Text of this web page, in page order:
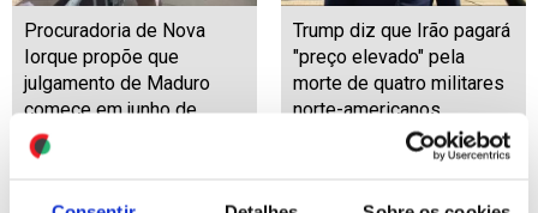
Procuradoria de Nova
Iorque propõe que
julgamento de Maduro
comece em junho de
2027
Trump diz que Irão pagará
"preço elevado" pela
morte de quatro militares
norte-americanos
Date: 22/07/2026 15:20